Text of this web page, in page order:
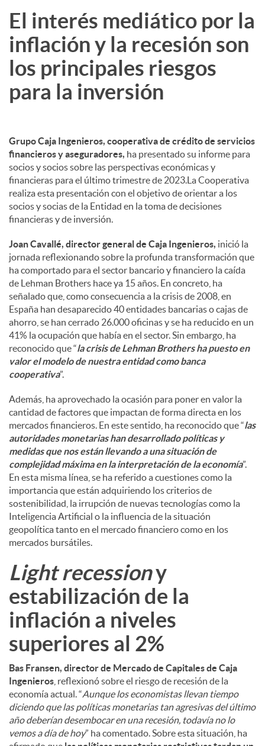
o
s
El interés mediático por la
inflación y la recesión son
los principales riesgos
para la inversión
Grupo Caja Ingenieros, cooperativa de crédito de servicios
financieros y aseguradores, ha presentado su informe para
socios y socios sobre las perspectivas económicas y
financieras para el último trimestre de 2023.La Cooperativa
realiza esta presentación con el objetivo de orientar a los
socios y socias de la Entidad en la toma de decisiones
financieras y de inversión.
Joan Cavallé, director general de Caja Ingenieros, inició la
jornada reflexionando sobre la profunda transformación que
ha comportado para el sector bancario y financiero la caída
de Lehman Brothers hace ya 15 años. En concreto, ha
señalado que, como consecuencia a la crisis de 2008, en
España han desaparecido 40 entidades bancarias o cajas de
ahorro, se han cerrado 26.000 oficinas y se ha reducido en un
41% la ocupación que había en el sector. Sin embargo, ha
reconocido que “la crisis de Lehman Brothers ha puesto en
valor el modelo de nuestra entidad como banca
cooperativa”.
Además, ha aprovechado la ocasión para poner en valor la
cantidad de factores que impactan de forma directa en los
mercados financieros. En este sentido, ha reconocido que “las
autoridades monetarias han desarrollado políticas y
medidas que nos están llevando a una situación de
complejidad máxima en la interpretación de la economía”.
En esta misma línea, se ha referido a cuestiones como la
importancia que están adquiriendo los criterios de
sostenibilidad, la irrupción de nuevas tecnologías como la
Inteligencia Artificial o la influencia de la situación
geopolítica tanto en el mercado financiero como en los
mercados bursátiles.
Light recessiony
estabilización de la
inflación a niveles
superiores al 2%
Bas Fransen, director de Mercado de Capitales de Caja
Ingenieros , reflexionó sobre el riesgo de recesión de la
economía actual. “Aunque los economistas llevan tiempo
diciendo que las políticas monetarias tan agresivas del último
año deberían desembocar en una recesión, todavía no lo
vemos a día de hoy” ha comentado. Sobre esta situación, ha